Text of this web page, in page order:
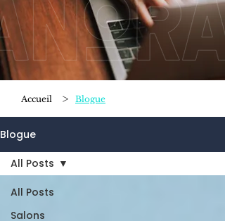
Accueil > Blogue
Blogue
All Posts
Salons
All Posts